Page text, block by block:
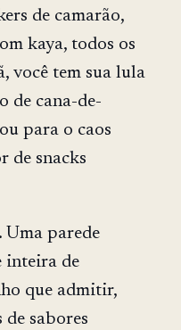
de camarão,
kaya, todos os
você tem sua lula
de cana-de-
para o caos
de snacks
Uma parede
inteira de
que admitir,
de sabores